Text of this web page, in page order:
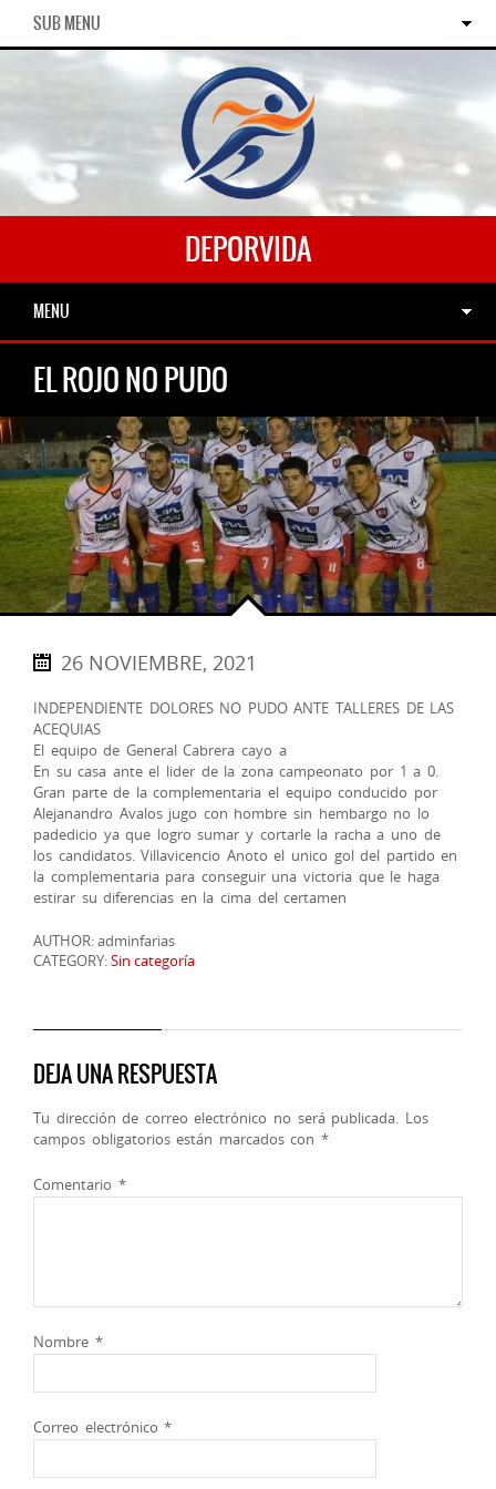
SUB MENU
DEPORVIDA
MENU
EL ROJO NO PUDO
26 NOVIEMBRE, 2021
INDEPENDIENTE DOLORES NO PUDO ANTE TALLERES DE LAS
ACEQUIAS
El equipo de General Cabrera cayo a
En su casa ante el lider de la zona campeonato por 1 a 0.
Gran parte de la complementaria el equipo conducido por
Alejanandro Avalos jugo con hombre sin hembargo no lo
padedicio ya que logro sumar y cortarle la racha a uno de
los candidatos. Villavicencio Anoto el unico gol del partido en
la complementaria para conseguir una victoria que le haga
estirar su diferencias en la cima del certamen
AUTHOR: adminfarias
CATEGORY:Sin categoría
DEJA UNA RESPUESTA
Tu dirección de correo electrónico no será publicada. Los
campos obligatorios están marcados con *
Comentario *
Nombre *
Correo electrónico*